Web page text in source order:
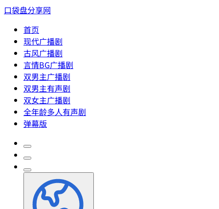
口袋盘分享网
首页
现代广播剧
古风广播剧
言情BG广播剧
双男主广播剧
双男主有声剧
双女主广播剧
全年龄多人有声剧
弹幕版